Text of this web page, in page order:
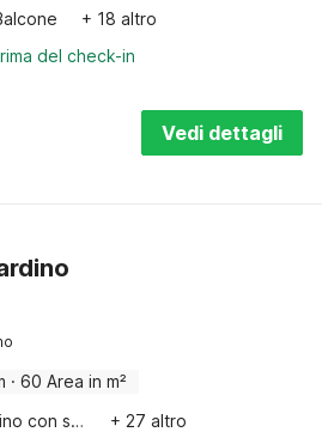
+ 18 altro
del check-in
Vedi dettagli
· 60 Area in m²
Lettino con sponde
+ 27 altro